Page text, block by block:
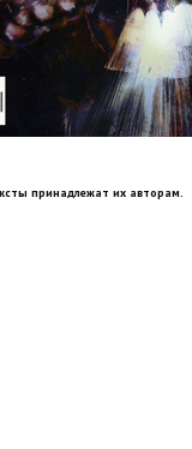
принадлежат их авторам.